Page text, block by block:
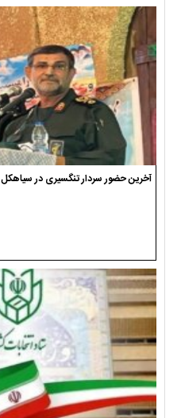
آخرین حضور سردار تنگسیری در سیاهکل